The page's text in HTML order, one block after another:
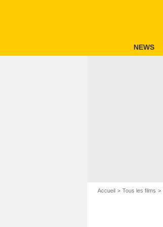
NEWS
Accueil Tous les films